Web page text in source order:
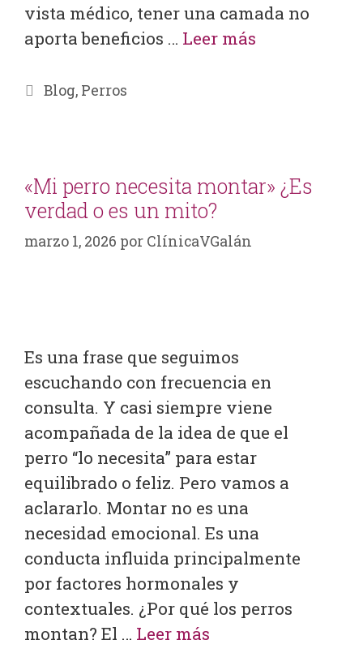
vista médico, tener una camada no
aporta beneficios … Leer más
Blog, Perros
«Mi perro necesita montar» ¿Es
verdad o es un mito?
marzo 1, 2026 por ClínicaVGalán
Es una frase que seguimos
escuchando con frecuencia en
consulta. Y casi siempre viene
acompañada de la idea de que el
perro “lo necesita” para estar
equilibrado o feliz. Pero vamos a
aclararlo. Montar no es una
necesidad emocional. Es una
conducta influida principalmente
por factores hormonales y
contextuales. ¿Por qué los perros
montan? El … Leer más